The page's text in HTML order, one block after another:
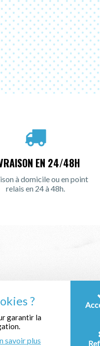
EN 24/48H
à domicile ou en point
relais en 24 à 48h.
?
garantir la
savoir plus